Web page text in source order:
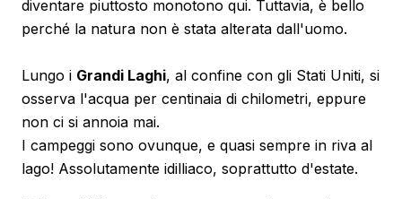
diventare piuttosto monotono qui. Tuttavia, è bello
perché la natura non è stata alterata dall'uomo.
Lungo i Grandi Laghi, al confine con gli Stati Uniti, si
osserva l'acqua per centinaia di chilometri, eppure
non ci si annoia mai.
I campeggi sono ovunque, e quasi sempre in riva al
lago! Assolutamente idilliaco, soprattutto d'estate.